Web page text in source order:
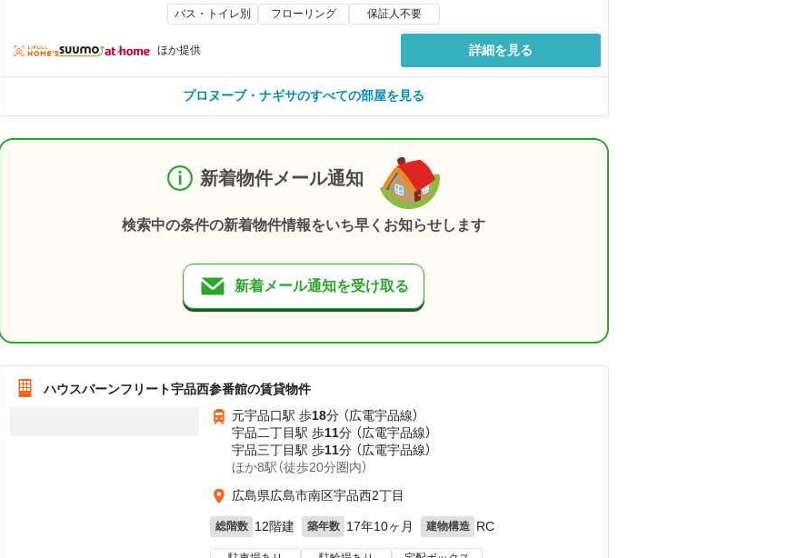
バス・トイレ別 フローリング 保証人不要
ほか提供 詳細を見る
プロヌーブ・ナギサのすべての部屋を見る
新着物件メール通知
検索中の条件の新着物件情報をいち早くお知らせします
新着メール通知を受け取る
ハウスバーンフリート宇品西参番館の賃貸物件
元宇品口駅 歩18分 （広電宇品線）
宇品二丁目駅 歩11分 （広電宇品線）
宇品三丁目駅 歩11分 （広電宇品線）
ほか8駅（徒歩20分圏内）
広島県広島市南区宇品西2丁目
総階数 12階建 築年数 17年10ヶ月 建物構造 RC